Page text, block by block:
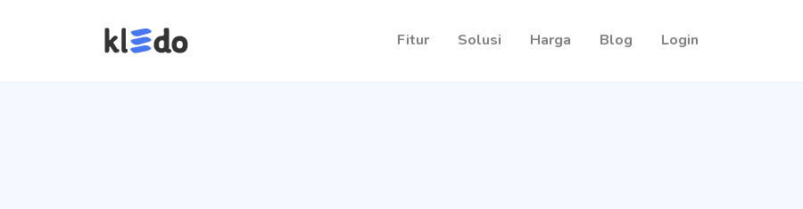
Fitur Solusi Harga Blog Login